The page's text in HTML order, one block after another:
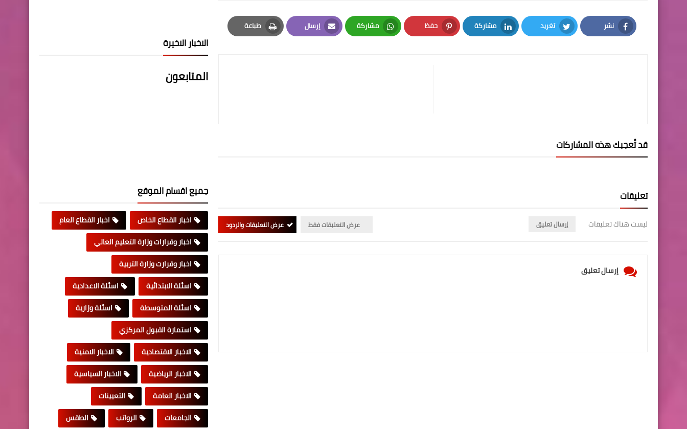
نشر
Facebook
تغريد
Twitter
مشاركة
LinkedIn
حفظ
Pinterest
مشاركة
Whatsapp
إرسال
Email
طباعة
Print
قد تُعجبك هذه المشاركات
تعليقات
ليست هناك تعليقات إرسال تعليق عرض التعليقات فقط عرض التعليقات والردود
إرسال تعليق
الاخبار الاخيرة
المتابعون
جميع اقسام الموقع
اخبار القطاع الخاص
اخبار القطاع العام
اخبار وقرارات وزارة التعليم العالي
اخبار وقرارت وزارة التربية
اسئلة الابتدائية
اسئلة الاعدادية
اسئلة المتوسطة
اسئلة وزارية
استمارة القبول المركزي
الاخبار الاقتصادية
الاخبار الامنية
الاخبار الرياضية
الاخبار السياسية
الاخبار العامة
التعيينات
الجامعات
الرواتب الطقس